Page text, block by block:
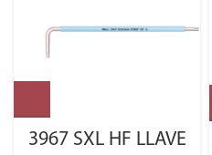
3967 SXL HF LLAVE